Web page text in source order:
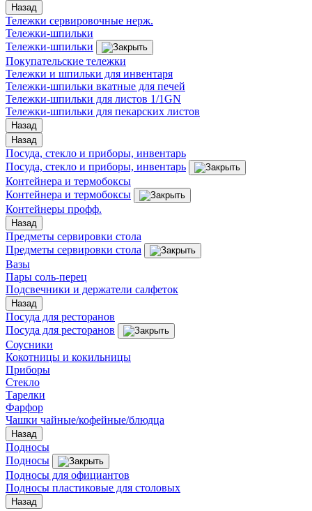
Назад
Тележки сервировочные нерж.
Тележки-шпильки
Тележки-шпильки
Покупательские тележки
Тележки и шпильки для инвентаря
Тележки-шпильки вкатные для печей
Тележки-шпильки для листов 1/1GN
Тележки-шпильки для пекарских листов
Назад
Назад
Посуда, стекло и приборы, инвентарь
Посуда, стекло и приборы, инвентарь
Контейнера и термобоксы
Контейнера и термобоксы
Контейнеры профф.
Назад
Предметы сервировки стола
Предметы сервировки стола
Вазы
Пары соль-перец
Подсвечники и держатели салфеток
Назад
Посуда для ресторанов
Посуда для ресторанов
Соусники
Кокотницы и кокильницы
Приборы
Стекло
Тарелки
Фарфор
Чашки чайные/кофейные/блюдца
Назад
Подносы
Подносы
Подносы для официантов
Подносы пластиковые для столовых
Назад